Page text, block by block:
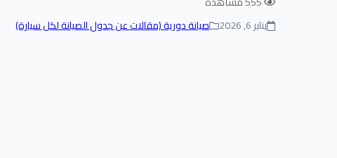
يناير 6, 2026 صيانة دورية (مقالات عن جدول الصيانة لكل سيارة)